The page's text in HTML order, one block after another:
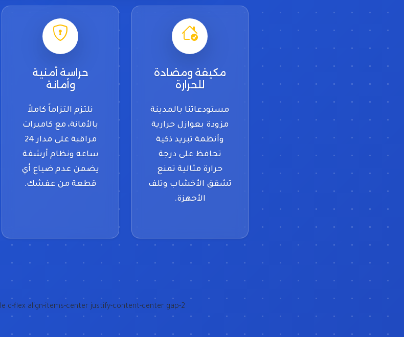
مكيفة ومضادة
للحرارة
مستودعاتنا بالمدينة
مزودة بعوازل حرارية
وأنظمة تبريد ذكية
تحافظ على درجة
حرارة مثالية تمنع
تشقق الأخشاب وتلف
الأجهزة.
حراسة أمنية
وأمانة
نلتزم التزاماً كاملاً
بالأمانة، مع كاميرات
مراقبة على مدار 24
ساعة ونظام أرشفة
يضمن عدم ضياع أي
قطعة من عفشك.
le d-flex align-items-center justify-content-center gap-2">